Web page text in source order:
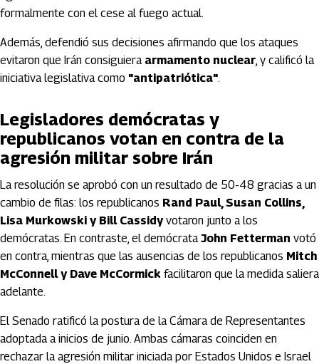
formalmente con el cese al fuego actual.
Además, defendió sus decisiones afirmando que los ataques
evitaron que Irán consiguiera armamento nuclear, y calificó la
iniciativa legislativa como "antipatriótica".
Legisladores demócratas y
republicanos votan en contra de la
agresión militar sobre Irán
La resolución se aprobó con un resultado de 50-48 gracias a un
cambio de filas: los republicanos Rand Paul, Susan Collins,
Lisa Murkowski y Bill Cassidyvotaron junto a los
demócratas. En contraste, el demócrataJohn Fetterman votó
en contra, mientras que las ausencias de los republicanos Mitch
McConnell y Dave McCormick facilitaron que la medida saliera
adelante.
El Senado ratificó la postura de la Cámara de Representantes
adoptada a inicios de junio. Ambas cámaras coinciden en
rechazar la agresión militar iniciada por Estados Unidos e Israel